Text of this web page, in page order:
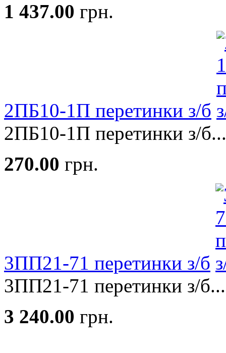
1 437.00 грн.
2ПБ10-1П перетинки з/б
2ПБ10-1П перетинки з/б...
270.00 грн.
3ПП21-71 перетинки з/б
3ПП21-71 перетинки з/б...
3 240.00 грн.